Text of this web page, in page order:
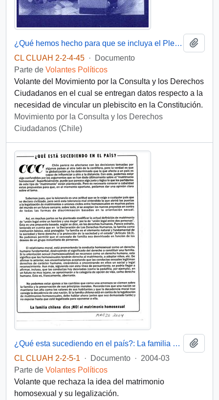
¿Qué hemos hecho para que se incluya el Plebiscito en la Constitución?
CL CLUAH 2-2-4-45 ·
Documento
Parte de Volantes Políticos
Volante del Movimiento por la Consulta y los Derechos
Ciudadanos en el cual se entregan datos respecto a la
necesidad de vincular un plebiscito en la Constitución.
Movimiento por la Consulta y los Derechos
Ciudadanos (Chile)
¿Qué esta sucediendo en el país?: La familia chilena dice ¡NO! al maltrato homosexual
CL CLUAH 2-2-5-1
· Documento · 2004-03
Parte de Volantes Políticos
Volante que rechaza la idea del matrimonio
homosexual y su legalización.